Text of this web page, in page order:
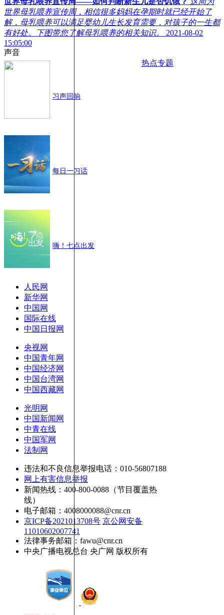
世界母乳喂养宣传周，相信很多妈妈在孕期时就已经开始了
解，母乳喂养可以满足婴幼儿生长发育需要，对孩子的一生都
有好处。下图带您了解母乳喂养的相关知识。
2021-08-02
15:05:00
声音
习声回响
每日一习话
嗨！七点出发
热点专题
人民网
新华网
中国网
国际在线
中国日报网
央视网
中国青年网
中国经济网
中国台湾网
中国西藏网
光明网
中国新闻网
中青在线
中国军网
法制网
违法和不良信息举报电话：010-56807188
网上有害信息举报
新闻热线：400-800-0088（节目覆盖热
线）
电子邮箱：4008000088@cnr.cn
京ICP备2021013708号 京公网安备
11010602007741
法律事务邮箱：fawu@cnr.cn
中央广播电视总台 央广网 版权所有